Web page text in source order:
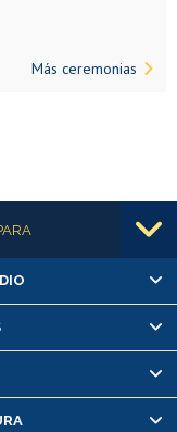
Más ceremonias
os